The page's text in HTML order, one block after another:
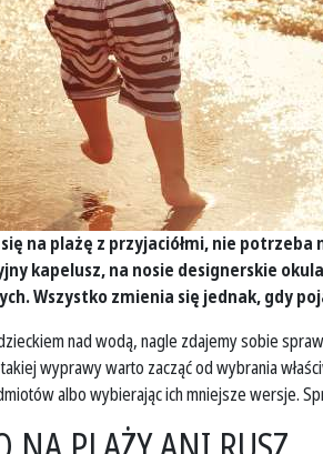
na plażę z przyjaciółmi, nie
kapelusz, na nosie designerskie
Wszystko zmienia się jednak, gdy
nad wodą, nagle zdajemy sobie
wyprawy warto zacząć od wybrania
albo wybierając ich mniejsze wersje.